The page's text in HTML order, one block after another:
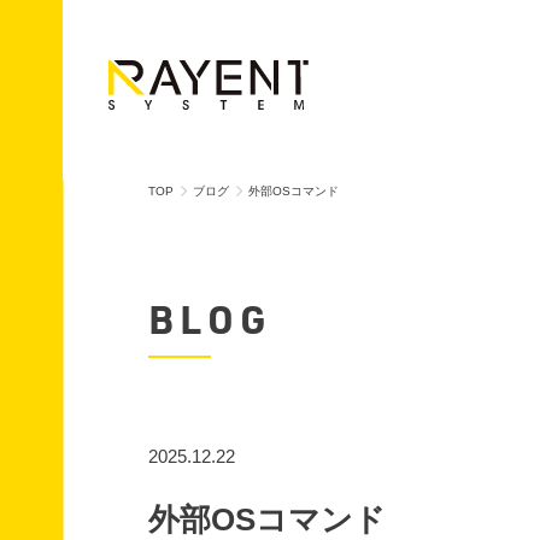
TOP ブログ 外部OSコマンド
BLOG
2025.12.22
外部OSコマンド